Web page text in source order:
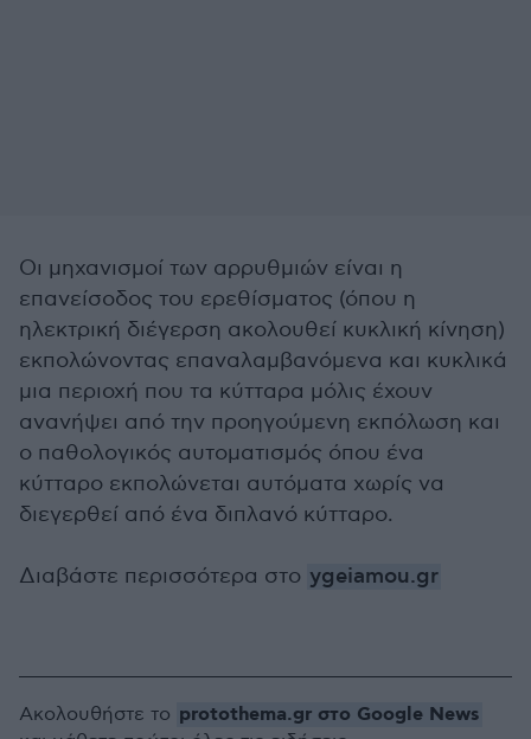
Οι μηχανισμοί των αρρυθμιών είναι η
επανείσοδος του ερεθίσματος (όπου η
ηλεκτρική διέγερση ακολουθεί κυκλική κίνηση)
εκπολώνοντας επαναλαμβανόμενα και κυκλικά
μια περιοχή που τα κύτταρα μόλις έχουν
ανανήψει από την προηγούμενη εκπόλωση και
ο παθολογικός αυτοματισμός όπου ένα
κύτταρο εκπολώνεται αυτόματα χωρίς να
διεγερθεί από ένα διπλανό κύτταρο.
Διαβάστε περισσότερα στο ygeiamou.gr
Ακολουθήστε το protothema.gr στο Google News